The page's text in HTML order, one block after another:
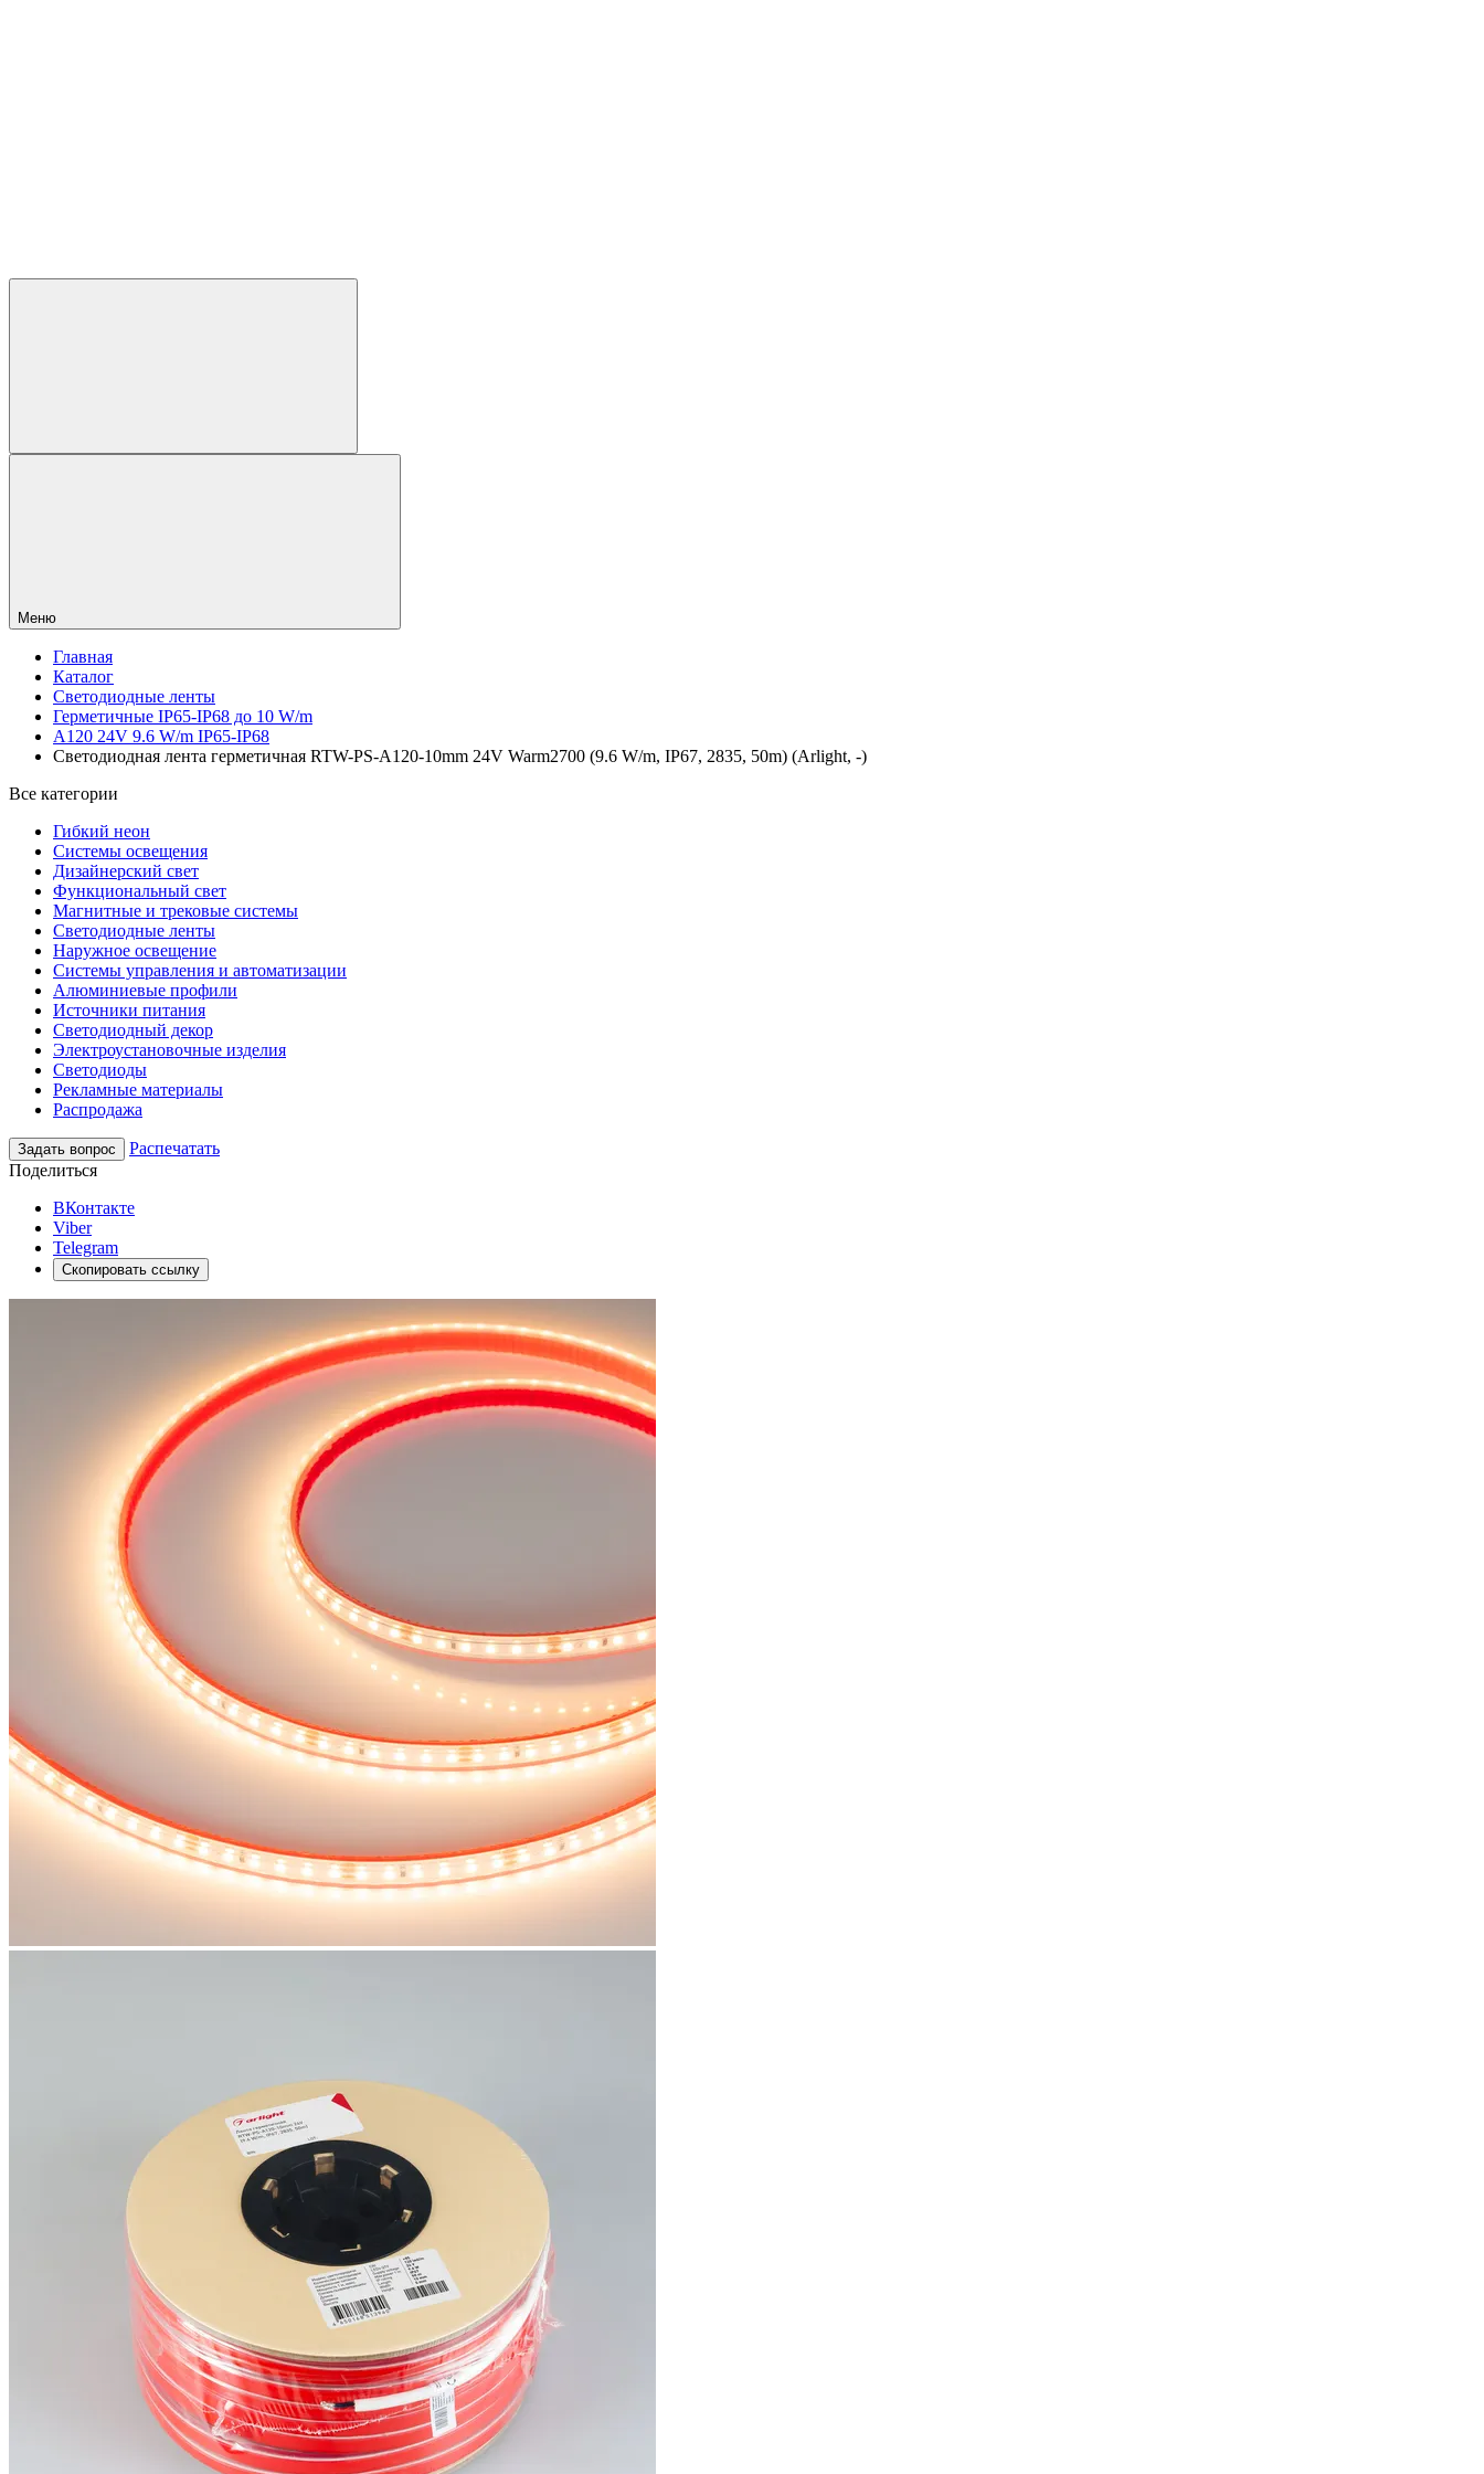
Меню
Главная
Каталог
Светодиодные ленты
Герметичные IP65-IP68 до 10 W/m
A120 24V 9.6 W/m IP65-IP68
Светодиодная лента герметичная RTW-PS-A120-10mm 24V Warm2700 (9.6 W/m, IP67, 2835, 50m) (Arlight, -)
Все категории
Гибкий неон
Системы освещения
Дизайнерский свет
Функциональный свет
Магнитные и трековые системы
Светодиодные ленты
Наружное освещение
Системы управления и автоматизации
Алюминиевые профили
Источники питания
Светодиодный декор
Электроустановочные изделия
Светодиоды
Рекламные материалы
Распродажа
Задать вопрос
Распечатать
Поделиться
ВКонтакте
Viber
Telegram
Скопировать ссылку